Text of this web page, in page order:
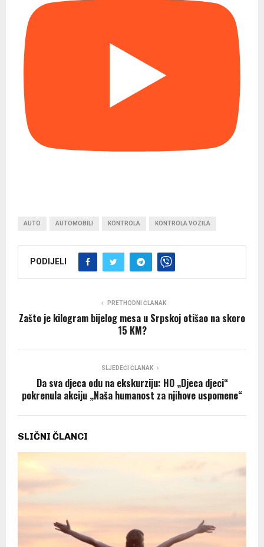
AUTO AUTOMOBILI KONTROLA KONTROLA VOZILA
PODIJELI
PRETHODNI ČLANAK
Zašto je kilogram bijelog mesa u Srpskoj otišao na skoro
15 KM?
SLJEDEĆI ČLANAK
Da sva djeca odu na ekskurziju: HO „Djeca djeci“
pokrenula akciju „Naša humanost za njihove uspomene“
SLIČNI ČLANCI